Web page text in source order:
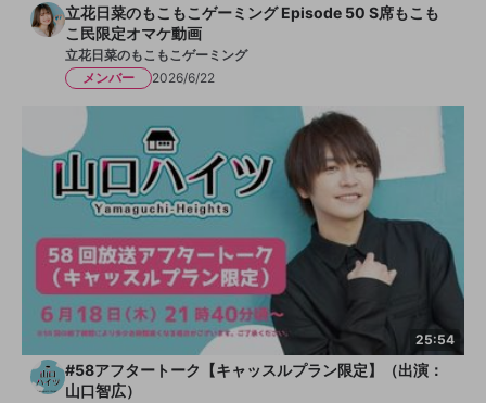
立花日菜のもこもこゲーミング Episode 50 S席もこも
こ民限定オマケ動画
立花日菜のもこもこゲーミング
メンバー
2026/6/22
25:54
#58アフタートーク【キャッスルプラン限定】（出演：
山口智広）